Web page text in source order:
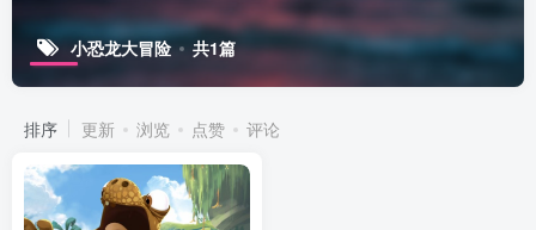
小恐龙大冒险 共1篇
排序 更新 浏览 点赞 评论